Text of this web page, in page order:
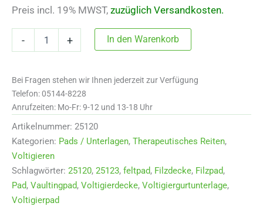
Preis incl. 19% MWST, zuzüglich Versandkosten.
-
25120
Menge
+ In den Warenkorb
Bei Fragen stehen wir Ihnen jederzeit zur Verfügung
Telefon: 05144-8228
Anrufzeiten: Mo-Fr: 9-12 und 13-18 Uhr
Artikelnummer: 25120
Kategorien: Pads / Unterlagen, Therapeutisches Reiten,
Voltigieren
Schlagwörter: 25120, 25123, feltpad, Filzdecke, Filzpad,
Pad, Vaultingpad, Voltigierdecke, Voltigiergurtunterlage,
Voltigierpad